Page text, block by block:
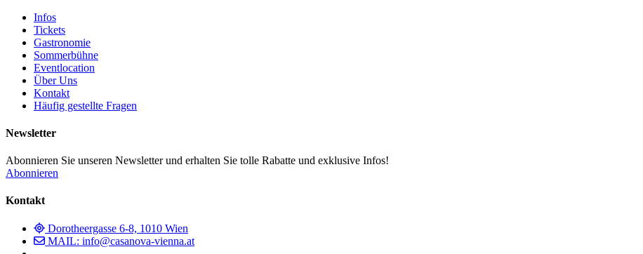
Infos
Tickets
Gastronomie
Sommerbühne
Eventlocation
Über Uns
Kontakt
Häufig gestellte Fragen
Newsletter
Abonnieren Sie unseren Newsletter und erhalten Sie tolle Rabatte und exklusive Infos!
Abonnieren
Kontakt
Dorotheergasse 6-8, 1010 Wien
MAIL: info@casanova-vienna.at